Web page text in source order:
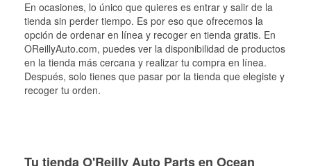
En ocasiones, lo único que quieres es entrar y salir de la
tienda sin perder tiempo. Es por eso que ofrecemos la
opción de ordenar en línea y recoger en tienda gratis. En
OReillyAuto.com, puedes ver la disponibilidad de productos
en la tienda más cercana y realizar tu compra en línea.
Después, solo tienes que pasar por la tienda que elegiste y
recoger tu orden.
Tu tienda O'Reilly Auto Parts en Ocean